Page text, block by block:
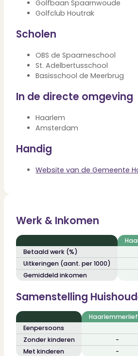
Verbouwen
Wil jij jouw huis renoveren?
Bekijk het overzicht van alle
Over PUUR*
Over PUUR*
Ons team
Werken bij PUUR*
Dit zeggen klanten over ons
Maak gebruik van ons netwerk
Verenigingen
PUUR* is aangesloten bij...
Golfbaan Spaarnwoude
Golfclub Houtrak
Scholen
OBS de Spaarneschool
St. Adelbertusschool
Basisschool de Meerbrug
In de directe omgeving
Haarlem
Amsterdam
Handig
Website van de Gemeente
Werk & Inkomen
Betaald werk (%)
Uitkeringen (aant. per 1000)
Gemiddeld inkomen
Samenstelling
Eenpersoons
Zonder kinderen
-
Met kinderen
-